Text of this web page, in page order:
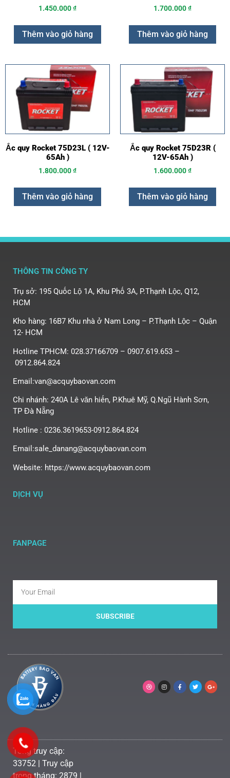
1.450.000₫
Thêm vào giỏ hàng
1.700.000₫
Thêm vào giỏ hàng
Ắc quy Rocket 75D23L ( 12V-
65Ah )
1.800.000₫
Thêm vào giỏ hàng
Ắc quy Rocket 75D23R (
12V-65Ah )
1.600.000₫
Thêm vào giỏ hàng
THÔNG TIN CÔNG TY
Trụ sở: 195 Quốc Lộ 1A, Khu Phố 3A, P.Thạnh Lộc, Q12,
HCM
Kho hàng: 16B7 Khu nhà ở Nam Long – P.Thạnh Lộc – Quận
12- HCM
Hotline TPHCM: 028.37166709 – 0907.619.653 –
0912.864.824
Email:van@acquybaovan.com
Chi nhánh: 240A Lê văn hiến, P.Khuê Mỹ, Q.Ngũ Hành Sơn,
TP Đà Nẵng
Hotline : 0236.3619653-0912.864.824
Email:sale_danang@acquybaovan.com
Website: https://www.acquybaovan.com
DỊCH VỤ
FANPAGE
SUBSCRIBE
Tổng truy cập:
33752 | Truy cập
trong tháng: 2879 |